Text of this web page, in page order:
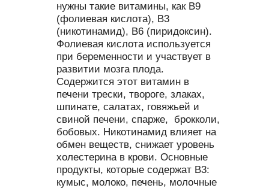
нужны такие витамины, как В9
(фолиевая кислота), В3
(никотинамид), В6 (пиридоксин).
Фолиевая кислота используется
при беременности и участвует в
развитии мозга плода.
Содержится этот витамин в
печени трески, твороге, злаках,
шпинате, салатах, говяжьей и
свиной печени, спарже, брокколи,
бобовых. Никотинамид влияет на
обмен веществ, снижает уровень
холестерина в крови. Основные
продукты, которые содержат В3:
кумыс, молоко, печень, молочные